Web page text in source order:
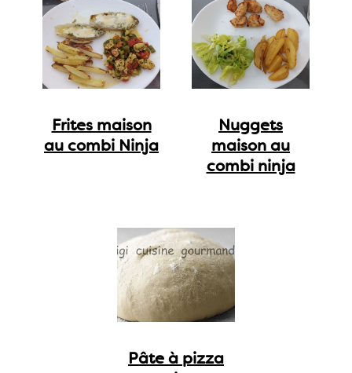
Frites maison
au combi Ninja
Nuggets
maison au
combi ninja
Pâte à pizza